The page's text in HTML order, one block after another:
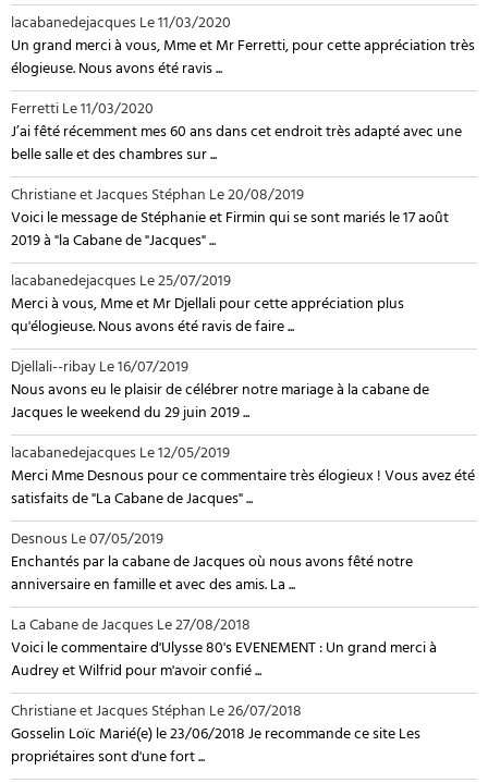
lacabanedejacquesLe 11/03/2020
Un grand merci à vous, Mme et Mr Ferretti, pour cette appréciation très
élogieuse. Nous avons été ravis ...
FerrettiLe 11/03/2020
J’ai fêté récemment mes 60 ans dans cet endroit très adapté avec une
belle salle et des chambres sur ...
Christiane et Jacques StéphanLe 20/08/2019
Voici le message de Stéphanie et Firmin qui se sont mariés le 17 août
2019 à "la Cabane de "Jacques" ...
lacabanedejacquesLe 25/07/2019
Merci à vous, Mme et Mr Djellali pour cette appréciation plus
qu'élogieuse. Nous avons été ravis de faire ...
Djellali--ribayLe 16/07/2019
Nous avons eu le plaisir de célébrer notre mariage à la cabane de
Jacques le weekend du 29 juin 2019 ...
lacabanedejacquesLe 12/05/2019
Merci Mme Desnous pour ce commentaire très élogieux ! Vous avez été
satisfaits de "La Cabane de Jacques" ...
DesnousLe 07/05/2019
Enchantés par la cabane de Jacques où nous avons fêté notre
anniversaire en famille et avec des amis. La ...
La Cabane de JacquesLe 27/08/2018
Voici le commentaire d'Ulysse 80's EVENEMENT : Un grand merci à
Audrey et Wilfrid pour m'avoir confié ...
Christiane et Jacques StéphanLe 26/07/2018
Gosselin Loïc Marié(e) le 23/06/2018 Je recommande ce site Les
propriétaires sont d'une fort ...